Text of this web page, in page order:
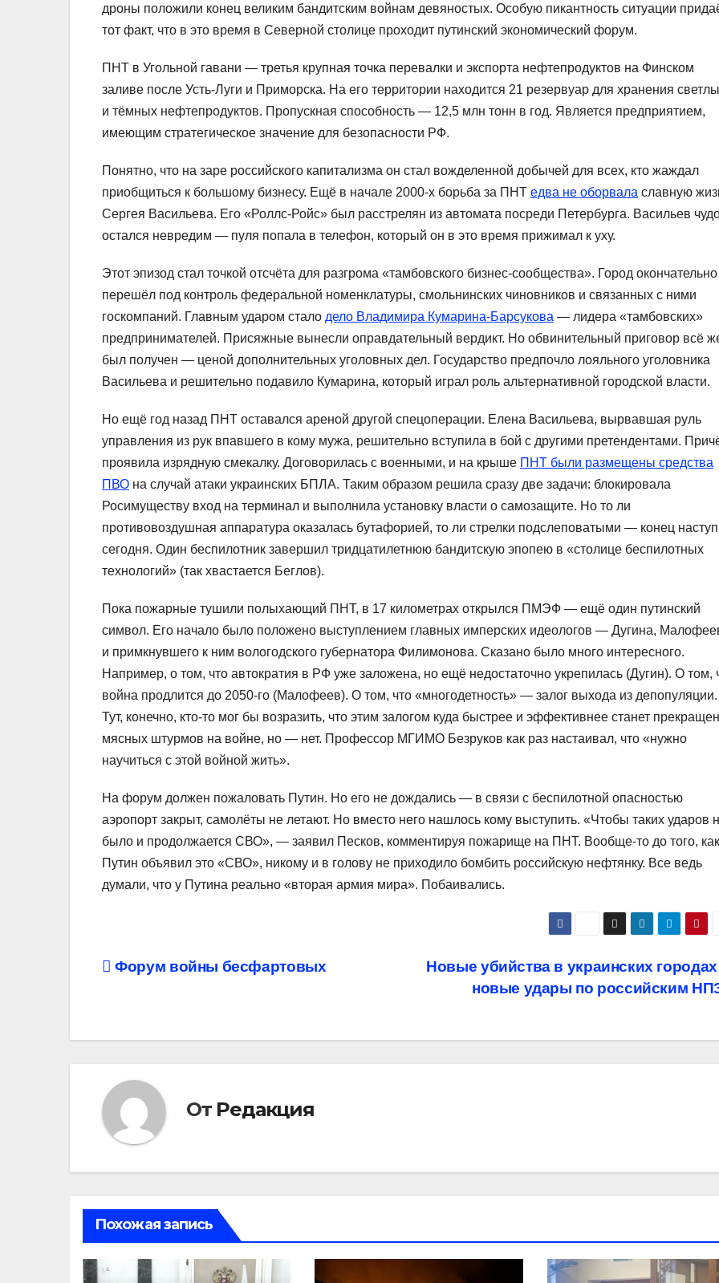
дроны положили конец великим бандитским войнам девяностых. Особую пикантность ситуации
тот факт, что в это время в Северной столице проходит путинский экономический форум.
ПНТ в Угольной гавани — третья крупная точка перевалки и экспорта нефтепродуктов на Финском
заливе после Усть‑Луги и Приморска. На его территории находится 21 резервуар для хранения
и тёмных нефтепродуктов. Пропускная способность — 12,5 млн тонн в год. Является предприятием,
имеющим стратегическое значение для безопасности РФ.
Понятно, что на заре российского капитализма он стал вожделенной добычей для всех, кто жаждал
приобщиться к большому бизнесу. Ещё в начале 2000‑х борьба за ПНТ едва не оборвала славную
Сергея Васильева. Его «Роллс‑Ройс» был расстрелян из автомата посреди Петербурга. Васильев
остался невредим — пуля попала в телефон, который он в это время прижимал к уху.
Этот эпизод стал точкой отсчёта для разгрома «тамбовского бизнес‑сообщества». Город окончательно
перешёл под контроль федеральной номенклатуры, смольнинских чиновников и связанных с ними
госкомпаний. Главным ударом стало дело Владимира Кумарина-Барсукова — лидера «тамбовских»
предпринимателей. Присяжные вынесли оправдательный вердикт. Но обвинительный приговор всё
был получен — ценой дополнительных уголовных дел. Государство предпочло лояльного уголовника
Васильева и решительно подавило Кумарина, который играл роль альтернативной городской власти.
Но ещё год назад ПНТ оставался ареной другой спецоперации. Елена Васильева, вырвавшая руль
управления из рук впавшего в кому мужа, решительно вступила в бой с другими претендентами.
проявила изрядную смекалку. Договорилась с военными, и на крыше ПНТ были размещены средства
ПВО на случай атаки украинских БПЛА. Таким образом решила сразу две задачи: блокировала
Росимуществу вход на терминал и выполнила установку власти о самозащите. Но то ли
противовоздушная аппаратура оказалась бутафорией, то ли стрелки подслеповатыми — конец
сегодня. Один беспилотник завершил тридцатилетнюю бандитскую эпопею в «столице беспилотных
технологий» (так хвастается Беглов).
Пока пожарные тушили полыхающий ПНТ, в 17 километрах открылся ПМЭФ — ещё один путинский
символ. Его начало было положено выступлением главных имперских идеологов — Дугина,
и примкнувшего к ним вологодского губернатора Филимонова. Сказано было много интересного.
Например, о том, что автократия в РФ уже заложена, но ещё недостаточно укрепилась (Дугин). О том,
война продлится до 2050‑го (Малофеев). О том, что «многодетность» — залог выхода из депопуляции.
Тут, конечно, кто‑то мог бы возразить, что этим залогом куда быстрее и эффективнее станет
мясных штурмов на войне, но — нет. Профессор МГИМО Безруков как раз настаивал, что «нужно
научиться с этой войной жить».
На форум должен пожаловать Путин. Но его не дождались — в связи с беспилотной опасностью
аэропорт закрыт, самолёты не летают. Но вместо него нашлось кому выступить. «Чтобы таких ударов
было и продолжается СВО», — заявил Песков, комментируя пожарище на ПНТ. Вообще‑то до того, как
Путин объявил это «СВО», никому и в голову не приходило бомбить российскую нефтянку. Все ведь
думали, что у Путина реально «вторая армия мира». Побаивались.
Навигация
записям
Новые убийства в украинских
новые удары по российским
Форум войны бесфартовых
От Редакция
Похожая запись